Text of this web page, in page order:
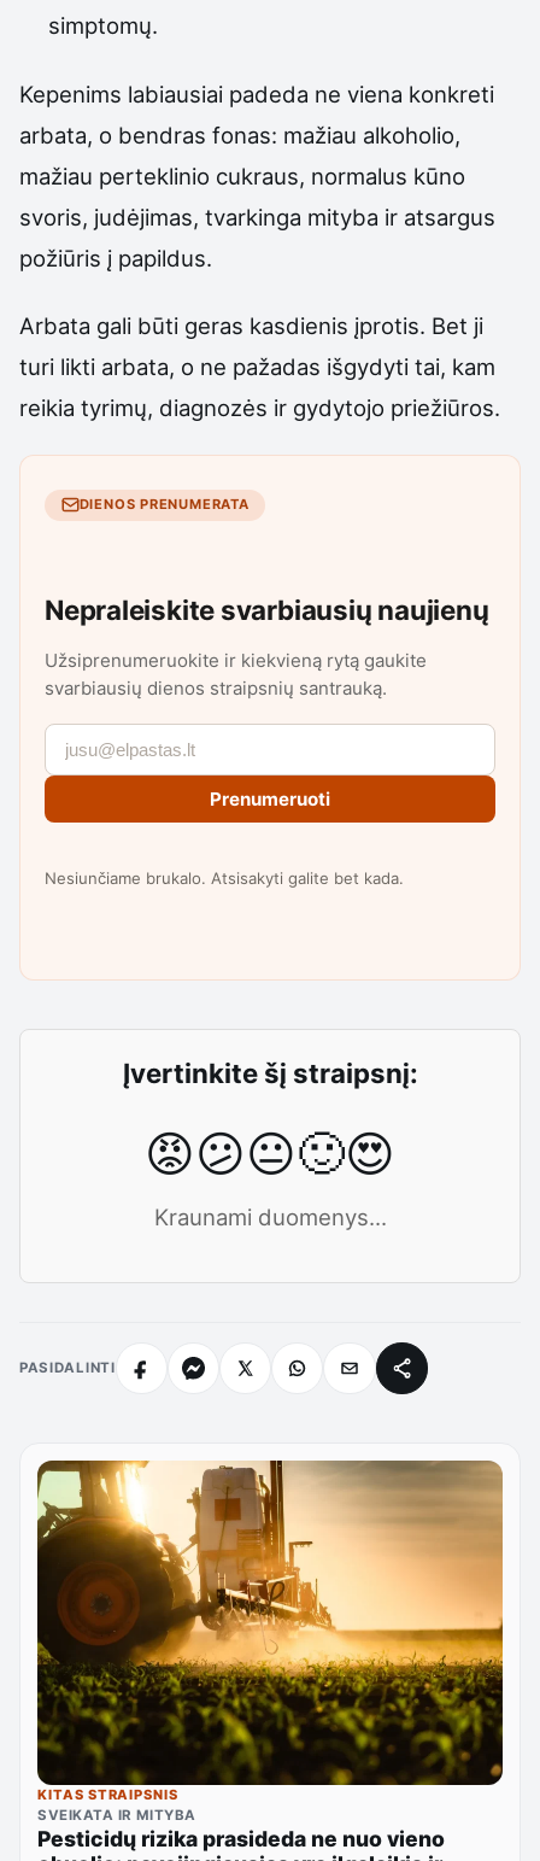
simptomų.
Kepenims labiausiai padeda ne viena konkreti
arbata, o bendras fonas: mažiau alkoholio,
mažiau perteklinio cukraus, normalus kūno
svoris, judėjimas, tvarkinga mityba ir atsargus
požiūris į papildus.
Arbata gali būti geras kasdienis įprotis. Bet ji
turi likti arbata, o ne pažadas išgydyti tai, kam
reikia tyrimų, diagnozės ir gydytojo priežiūros.
DIENOS PRENUMERATA
Nepraleiskite svarbiausių naujienų
Užsiprenumeruokite ir kiekvieną rytą gaukite
svarbiausių dienos straipsnių santrauką.
Prenumeruoti
Nesiunčiame brukalo. Atsisakyti galite bet kada.
Įvertinkite šį straipsnį:
😡😕😐🙂😍
Kraunami duomenys...
PASIDALINTI
KITAS STRAIPSNIS
SVEIKATA IR MITYBA
Pesticidų rizika prasideda ne nuo vieno